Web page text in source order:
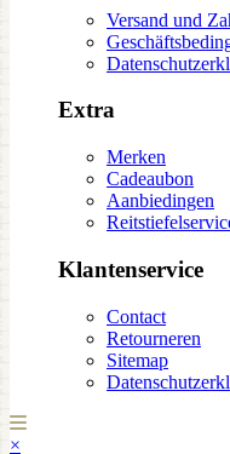
Versand und
Extra
Merken
Cadeaubon
Aanbiedingen
Klantenservice
Contact
Retourneren
Sitemap
×